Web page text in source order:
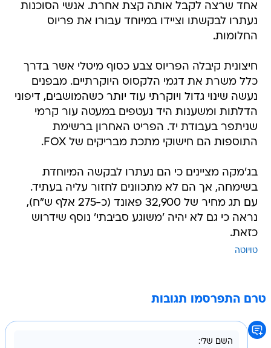
אחד שרצה לקבל אותה קצת אחרת. אנשי הסוכנות
נעתרו לבקשתו וציידו במיוחד עבורו את פריוס
החלומות.
חיצונית קיבלה הפריוס צבע כסוף מיטלי אשר בדרך
כלל משרת את דגמי הלקסוס היוקרתיים. מבפנים
נעשה שינוי גדול ויוקרתי עוד יותר כשהמושבים, דיפוני
הדלתות ומשענות היד נעטפים במעטה עור קרמי
שניתפר בעבודת יד. הפריט האחרון ברשימת
התוספות הם חישוקי מתכת מבריקים של FOX.
בג'מקה מציינים כי הם נעתרו לבקשה המיוחדת
בשימחה, אך הם לא מתכוונים לחזור עליה בעתיד.
עם תג מחיר של 32,900 פאונד (כ-275 אלף ש"ח),
נראה כי גם לא יהיה 'משוגע סביבתי' נוסף שידרוש
כזאת.
טויוטה
טרם התפרסמו תגובות